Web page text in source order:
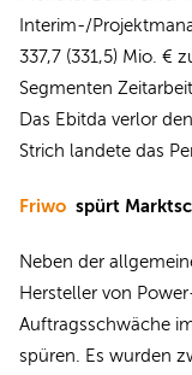
Interim-/
337,7 (331,5) Mio. €
Segmenten
Das Ebitda verlor
Strich landete das
Friwo spürt
Neben der
Hersteller von
Auftragsschwäche
spüren. Es wurden